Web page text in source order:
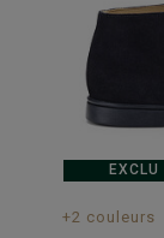
EXCLU
+2 couleurs